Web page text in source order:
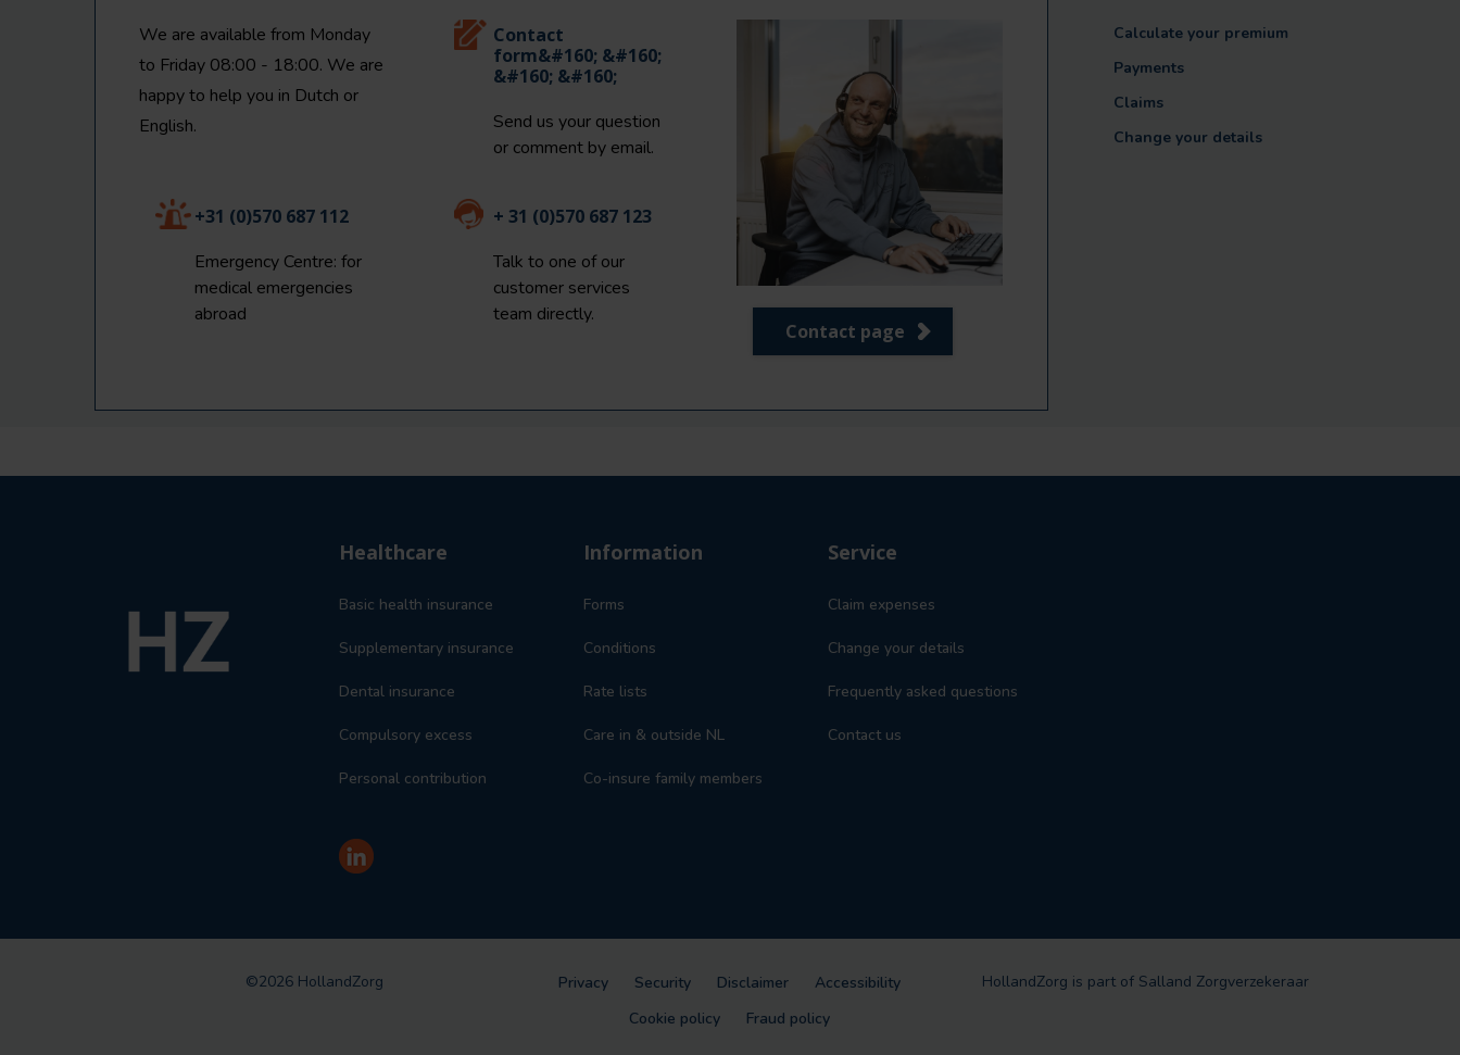
We are available from Monday
to Friday 08:00 - 18:00. We are
happy to help you in Dutch or
English.
Contact
form&#160; &#160;
&#160; &#160;
Send us your question
or comment by email.
+31 (0)570 687 112
Emergency Centre: for
medical emergencies
abroad
+ 31 (0)570 687 123
Talk to one of our
customer services
team directly.
Contact page
Calculate your premium
Payments
Claims
Change your details
Healthcare
Basic health insurance
Supplementary insurance
Dental insurance
Compulsory excess
Personal contribution
Information
Forms
Conditions
Rate lists
Care in & outside NL
Co-insure family members
Service
Claim expenses
Change your details
Frequently asked questions
Contact us
©2026 HollandZorg Privacy Security Disclaimer
Accessibility
Cookie policy
Fraud policy
HollandZorg is part of Salland Zorgverzekeraar